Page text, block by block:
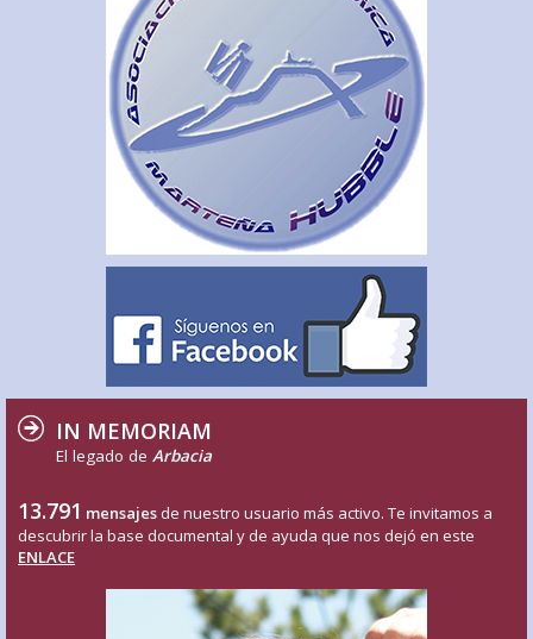
IN MEMORIAM
El legado de Arbacia
13.791 mensajes de nuestro usuario más activo. Te invitamos a
descubrir la base documental y de ayuda que nos dejó en este
ENLACE